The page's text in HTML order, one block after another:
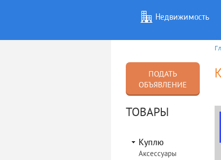
Недвижимость
Услуги
ПОДАТЬ
ОБЪЯВЛЕНИЕ
ТОВАРЫ
Куплю
Аксессуары